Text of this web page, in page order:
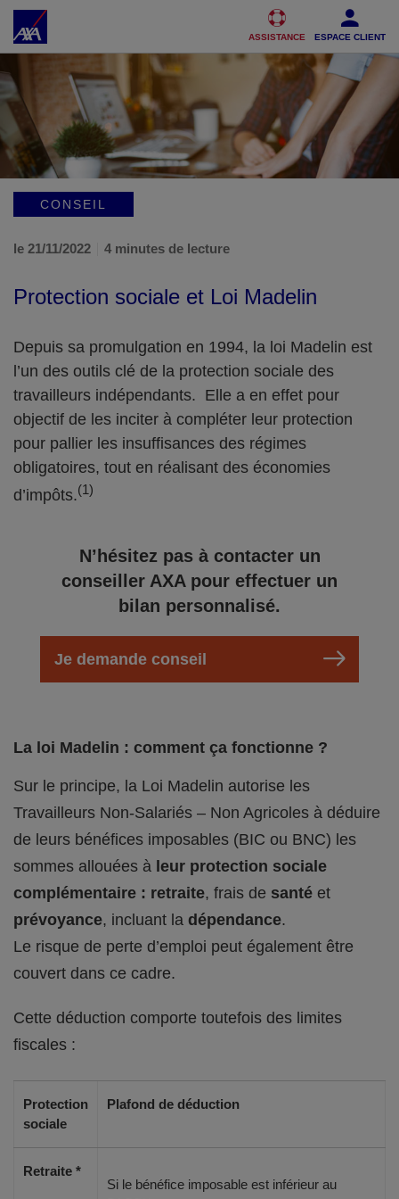
Accéder au Contenu Accéder au Pied de page
ASSISTANCE ESPACE CLIENT
CONSEIL
le 21/11/2022 4 minutes de lecture
Protection sociale et Loi Madelin
Depuis sa promulgation en 1994, la loi Madelin est
l’un des outils clé de la protection sociale des
travailleurs indépendants. Elle a en effet pour
objectif de les inciter à compléter leur protection
pour pallier les insuffisances des régimes
obligatoires, tout en réalisant des économies
d’impôts.(1)
N’hésitez pas à contacter un
conseiller AXA pour effectuer un
bilan personnalisé.
Je demande conseil
La loi Madelin : comment ça fonctionne ?
Sur le principe, la Loi Madelin autorise les
Travailleurs Non-Salariés – Non Agricoles à déduire
de leurs bénéfices imposables (BIC ou BNC) les
sommes allouées à leur protection sociale
complémentaire : retraite, frais de santé et
prévoyance, incluant la dépendance.
Le risque de perte d’emploi peut également être
couvert dans ce cadre.
Cette déduction comporte toutefois des limites
fiscales :
Protection
sociale
Plafond de déduction
Retraite *
Si le bénéfice imposable est inférieur au